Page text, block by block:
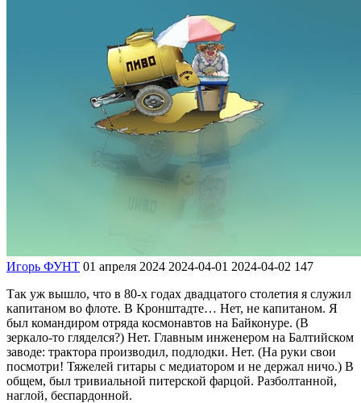
Игорь ФУНТ 01 апреля 2024 2024-04-01 2024-04-02 147
Так уж вышло, что в 80-х годах двадцатого столетия я служил
капитаном во флоте. В Кронштадте… Нет, не капитаном. Я
был командиром отряда космонавтов на Байконуре. (В
зеркало-то гляделся?) Нет. Главным инженером на Балтийском
заводе: трактора производил, подлодки. Нет. (На руки свои
посмотри! Тяжелей гитары с медиатором и не держал ничо.) В
общем, был тривиальной питерской фарцой. Разболтанной,
наглой, беспардонной.